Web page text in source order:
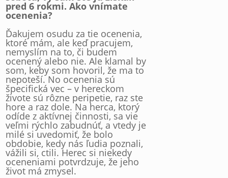
pred 6 rokmi. Ako vnímate
ocenenia?
Ďakujem osudu za tie ocenenia,
ktoré mám, ale keď pracujem,
nemyslím na to, či budem
ocenený alebo nie. Ale klamal by
som, keby som hovoril, že ma to
nepoteší. No ocenenia sú
špecifická vec – v hereckom
živote sú rôzne peripetie, raz ste
hore a raz dole. Na herca, ktorý
odíde z aktívnej činnosti, sa vie
veľmi rýchlo zabudnúť, a vtedy je
milé si uvedomiť, že bolo
obdobie, kedy nás ľudia poznali,
vážili si, ctili. Herec si niekedy
oceneniami potvrdzuje, že jeho
život má zmysel.